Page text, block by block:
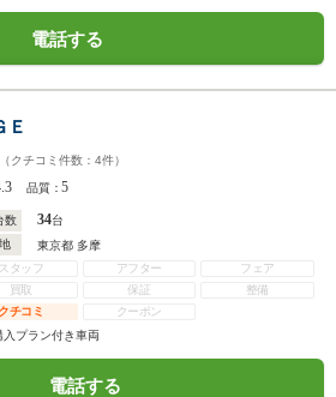
電話する
Ｅ
（クチコミ件数： 4件）
品質：5
数 34台
東京都 多摩
スタッフ
アフター
フェア
買取
保証
整備
クチコミ
クーポン
入プラン付き車両
電話する